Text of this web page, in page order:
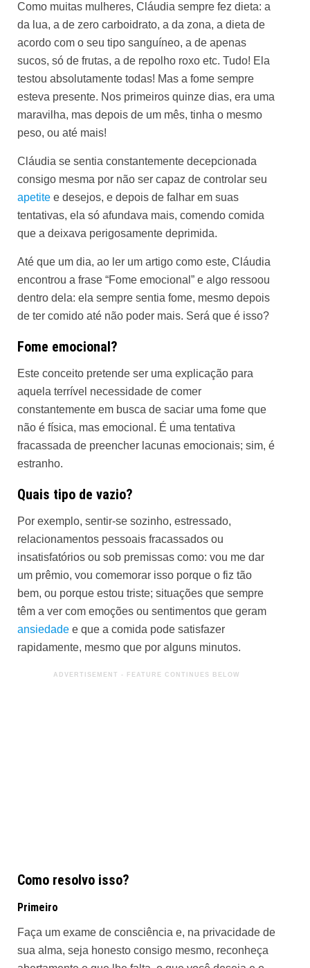
Como muitas mulheres, Cláudia sempre fez dieta: a
da lua, a de zero carboidrato, a da zona, a dieta de
acordo com o seu tipo sanguíneo, a de apenas
sucos, só de frutas, a de repolho roxo etc. Tudo! Ela
testou absolutamente todas! Mas a fome sempre
esteva presente. Nos primeiros quinze dias, era uma
maravilha, mas depois de um mês, tinha o mesmo
peso, ou até mais!
Cláudia se sentia constantemente decepcionada
consigo mesma por não ser capaz de controlar seu
apetite e desejos, e depois de falhar em suas
tentativas, ela só afundava mais, comendo comida
que a deixava perigosamente deprimida.
Até que um dia, ao ler um artigo como este, Cláudia
encontrou a frase “Fome emocional” e algo ressoou
dentro dela: ela sempre sentia fome, mesmo depois
de ter comido até não poder mais. Será que é isso?
Fome emocional?
Este conceito pretende ser uma explicação para
aquela terrível necessidade de comer
constantemente em busca de saciar uma fome que
não é física, mas emocional. É uma tentativa
fracassada de preencher lacunas emocionais; sim, é
estranho.
Quais tipo de vazio?
Por exemplo, sentir-se sozinho, estressado,
relacionamentos pessoais fracassados ou
insatisfatórios ou sob premissas como: vou me dar
um prêmio, vou comemorar isso porque o fiz tão
bem, ou porque estou triste; situações que sempre
têm a ver com emoções ou sentimentos que geram
ansiedade e que a comida pode satisfazer
rapidamente, mesmo que por alguns minutos.
Como resolvo isso?
Primeiro
Faça um exame de consciência e, na privacidade de
sua alma, seja honesto consigo mesmo, reconheça